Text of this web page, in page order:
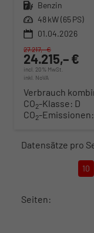
Kraftstoff Benzin
Leistung 48 kW (65 PS)
01.04.2026
24.215,– €
incl. 20% MwSt.
inkl. NoVA
27.217,– €
Verbrauch
CO2-Klasse: D
CO2-Emissionen:
Datensätze pro
10
Seiten: